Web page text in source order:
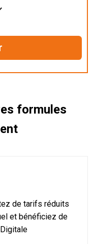
tablette et
avant la sortie
résérvées aux
formules
de tarifs réduits
et bénéficiez de